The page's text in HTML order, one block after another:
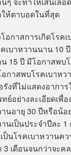
ห้ตาบอดในที่สุด
อกาสการเกิดโรค
เบาหวานนาน 10
15 ปี มีโอกาสพบ
กาสพบโรคเบาหว
รังที่ไม่แสดงอากา
ย์อย่างละเอียดเพื่
นอายุ 30 ปีหรือน้อ
นเป็นประจำปีละ
ป็นโรคเบาหวานค
3 เดือนจนกว่าจะค